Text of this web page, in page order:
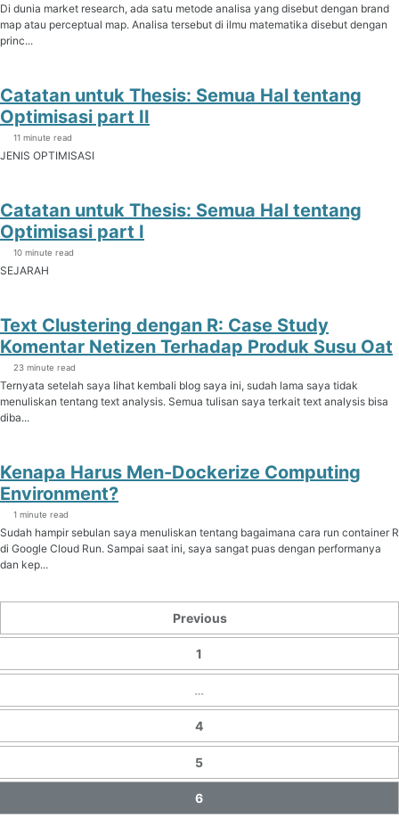
Di dunia market research, ada satu metode analisa yang disebut dengan brand
map atau perceptual map. Analisa tersebut di ilmu matematika disebut dengan
princ...
Catatan untuk Thesis: Semua Hal tentang
Optimisasi part II
11 minute read
JENIS OPTIMISASI
Catatan untuk Thesis: Semua Hal tentang
Optimisasi part I
10 minute read
SEJARAH
Text Clustering dengan R: Case Study
Komentar Netizen Terhadap Produk Susu Oat
23 minute read
Ternyata setelah saya lihat kembali blog saya ini, sudah lama saya tidak
menuliskan tentang text analysis. Semua tulisan saya terkait text analysis bisa
diba...
Kenapa Harus Men-Dockerize Computing
Environment?
1 minute read
Sudah hampir sebulan saya menuliskan tentang bagaimana cara run container R
di Google Cloud Run. Sampai saat ini, saya sangat puas dengan performanya
dan kep...
Previous
1
…
4
5
6